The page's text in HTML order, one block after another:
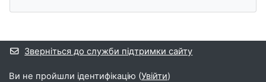
Додаткові блоки
Зверніться до служби підтримки сайту
Ви не пройшли ідентифікацію (Увійти)